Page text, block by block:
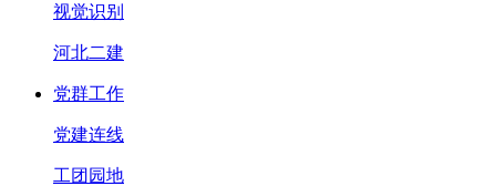
视觉识别
河北二建
党群工作
党建连线
工团园地